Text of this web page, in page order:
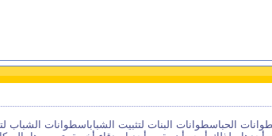
الحباسطوانات البنات لتثبيت الشباباسطوانات الشباب